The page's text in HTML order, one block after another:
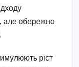
але обережно
ріст